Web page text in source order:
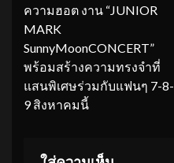
ความฮอต งาน “JUNIOR
MARK
SunnyMoonCONCERT”
พร้อมสร้างความทรงจำที่
แสนพิเศษร่วมกับแฟนๆ 7-8-
9 สิงหาคมนี้